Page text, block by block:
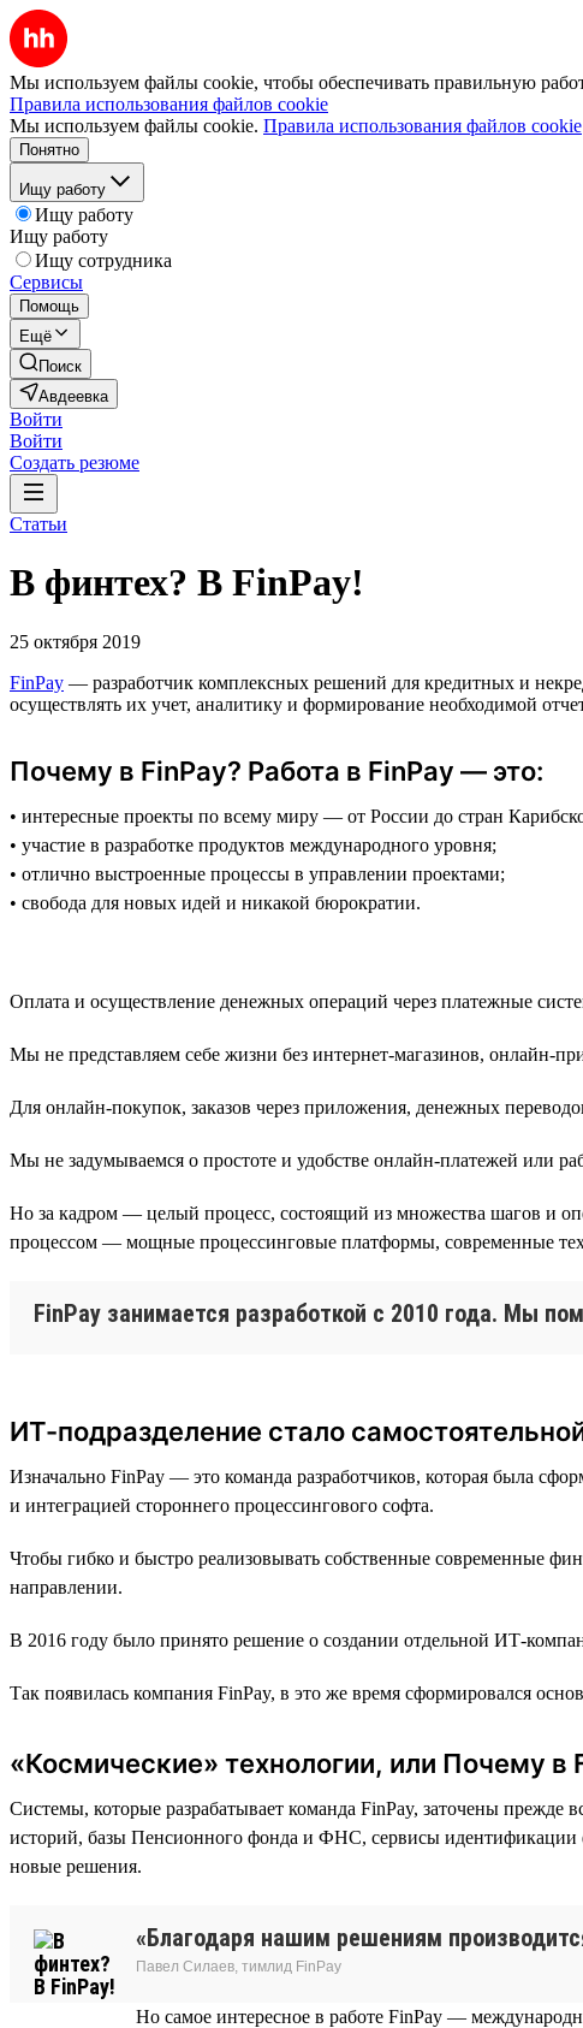
Мы используем файлы cookie, чтобы обеспечивать правильную
Правила использования файлов cookie
Мы используем файлы cookie. Правила использования файлов cookie
Понятно
Ищу работу
Ищу работу
Ищу работу
Ищу сотрудника
Сервисы
Помощь
Ещё
Поиск
Авдеевка
Войти
Войти
Создать резюме
Статьи
В финтех? В FinPay!
25 октября 2019
FinPay — разработчик комплексных решений для кредитных и
осуществлять их учет, аналитику и формирование необходимой
Почему в FinPay? Работа в FinPay — это:
• интересные проекты по всему миру — от России до стран
• участие в разработке продуктов международного уровня;
• отлично выстроенные процессы в управлении проектами;
• свобода для новых идей и никакой бюрократии.
Оплата и осуществление денежных операций через платежные
Мы не представляем себе жизни без интернет-магазинов, онлайн-
Для онлайн-покупок, заказов через приложения, денежных
Мы не задумываемся о простоте и удобстве онлайн-платежей или
Но за кадром — целый процесс, состоящий из множества шагов и
процессом — мощные процессинговые платформы, современные
FinPay занимается разработкой с 2010 года. Мы
ИТ-подразделение стало
Изначально FinPay — это команда разработчиков, которая была
и интеграцией стороннего процессингового софта.
Чтобы гибко и быстро реализовывать собственные современные
направлении.
В 2016 году было принято решение о создании отдельной ИТ-
Так появилась компания FinPay, в это же время сформировался
«Космические» технологии, или Почему в
Cистемы, которые разрабатывает команда FinPay, заточены
историй, базы Пенсионного фонда и ФНС, сервисы идентификации
новые решения.
«Благодаря нашим решениям
Павел Силаев, тимлид FinPay
Но самое интересное в работе FinPay —